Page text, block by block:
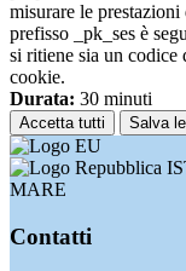
misurare le
prefisso _pk_ses è
si ritiene sia un
cookie.
Durata: 30 minuti
Accetta tutti Salva
MARE
Contatti